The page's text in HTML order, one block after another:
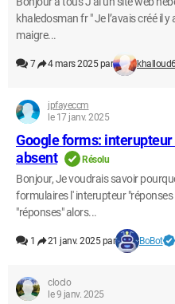
khaledosman fr " Je l’avais créé il
maigre...
7 4 mars 2025 par
jpfayeccm
le 17 janv. 2025
Google forms:
absent
Résolu
Bonjour, Je voudrais savoir
formulaires l' interupteur
"réponses" alors...
1 21 janv. 2025 par BoBot
cloclo
le 9 janv. 2025